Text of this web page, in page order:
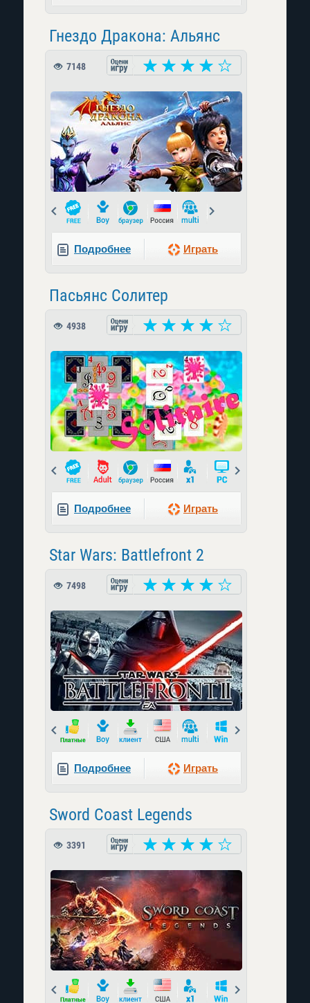
Гнездо Дракона: Альянс
7148
Prev
Подробнее Играть
Пасьянс Солитер
4938
Prev
Подробнее Играть
Star Wars: Battlefront 2
7498
Prev
Подробнее Играть
Sword Coast Legends
3391
Prev